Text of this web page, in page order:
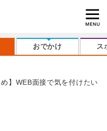
おでかけ ス
め】WEB面接で気を付けたい